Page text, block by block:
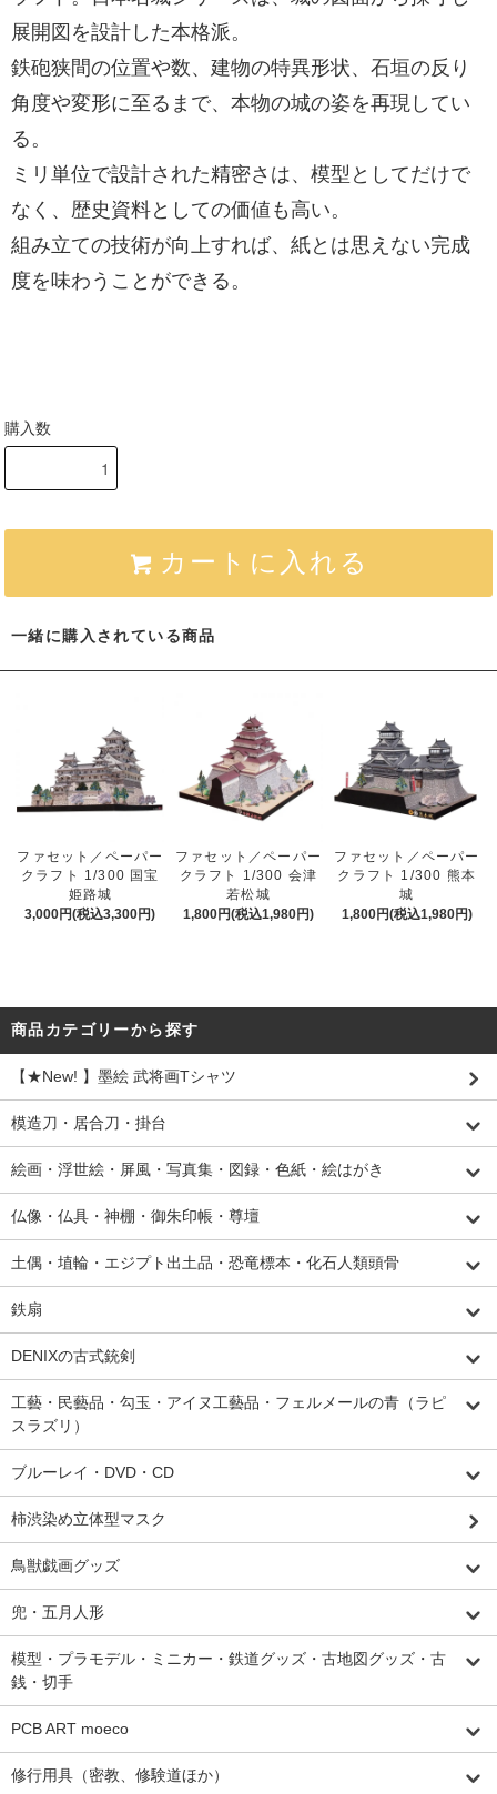
展開図を設計した本格派。
鉄砲狭間の位置や数、建物の特異形状、石垣の反り
角度や変形に至るまで、本物の城の姿を再現してい
る。
ミリ単位で設計された精密さは、模型としてだけで
なく、歴史資料としての価値も高い。
組み立ての技術が向上すれば、紙とは思えない完成
度を味わうことができる。
購入数
カートに入れる
一緒に購入されている商品
ファセット／ペーパー
クラフト 1/300 国宝
姫路城
3,000円(税込3,300円)
ファセット／ペーパー
クラフト 1/300 会津
若松城
1,800円(税込1,980円)
ファセット／ペーパー
クラフト 1/300 熊本
城
1,800円(税込1,980円)
商品カテゴリーから探す
【★New! 】墨絵 武将画Tシャツ
模造刀・居合刀・掛台
絵画・浮世絵・屏風・写真集・図録・色紙・絵はがき
仏像・仏具・神棚・御朱印帳・尊壇
土偶・埴輪・エジプト出土品・恐竜標本・化石人類頭骨
鉄扇
DENIXの古式銃剣
工藝・民藝品・勾玉・アイヌ工藝品・フェルメールの青（ラピ
スラズリ）
ブルーレイ・DVD・CD
柿渋染め立体型マスク
鳥獣戯画グッズ
兜・五月人形
模型・プラモデル・ミニカー・鉄道グッズ・古地図グッズ・古
銭・切手
PCB ART moeco
修行用具（密教、修験道ほか）